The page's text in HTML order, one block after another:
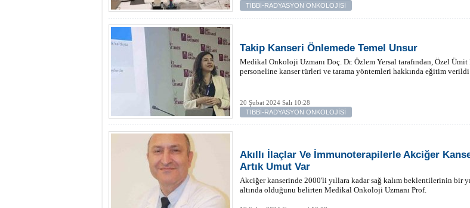
TIBBİ-RADYASYON ONKOLOJİSİ
Takip Kanseri Önlemede Temel Unsur
Medikal Onkoloji Uzmanı Doç. Dr. Özlem Yersal tarafından, Özel Ümit
personeline kanser türleri ve tarama yöntemleri hakkında eğitim
20 Şubat 2024 Salı 10:28
TIBBİ-RADYASYON ONKOLOJİSİ
Akıllı İlaçlar Ve İmmunoterapilerle Akciğer
Artık Umut Var
Akciğer kanserinde 2000'li yıllara kadar sağ kalım beklentilerinin bir
altında olduğunu belirten Medikal Onkoloji Uzmanı Prof.